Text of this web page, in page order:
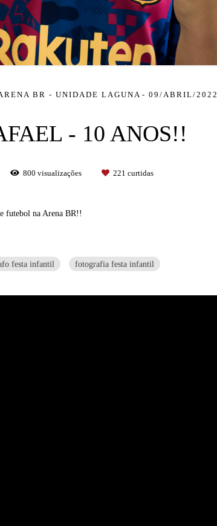
BR - UNIDADE LAGUNA 09/ABRIL/
- 10 ANOS!!
800 visualizações 221 curtidas
futebol na Arena BR!!
festa infantil fotografia festa infantil